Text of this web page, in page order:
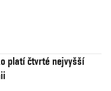
platí čtvrté nejvyšší